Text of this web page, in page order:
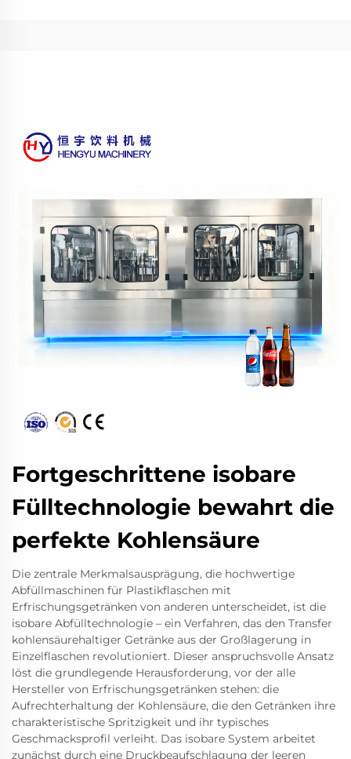
Fortgeschrittene isobare
Fülltechnologie bewahrt die
perfekte Kohlensäure
Die zentrale Merkmalsausprägung, die hochwertige
Abfüllmaschinen für Plastikflaschen mit
Erfrischungsgetränken von anderen unterscheidet, ist die
isobare Abfülltechnologie – ein Verfahren, das den Transfer
kohlensäurehaltiger Getränke aus der Großlagerung in
Einzelflaschen revolutioniert. Dieser anspruchsvolle Ansatz
löst die grundlegende Herausforderung, vor der alle
Hersteller von Erfrischungsgetränken stehen: die
Aufrechterhaltung der Kohlensäure, die den Getränken ihre
charakteristische Spritzigkeit und ihr typisches
Geschmacksprofil verleiht. Das isobare System arbeitet
zunächst durch eine Druckbeaufschlagung der leeren